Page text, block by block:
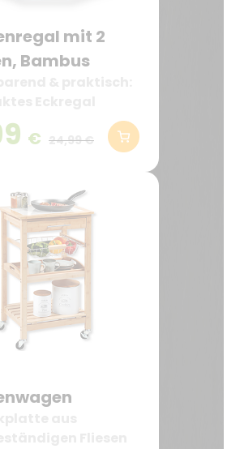
mit 2
Bambus
cm) – perfekt
von Ecken in
€ 24,99 €